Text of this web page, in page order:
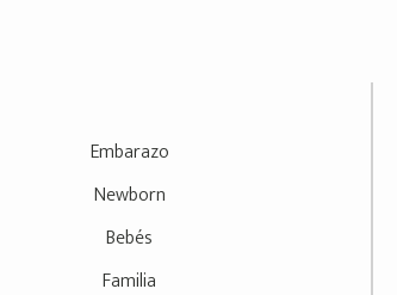
Embarazo
Newborn
Bebés
Familia